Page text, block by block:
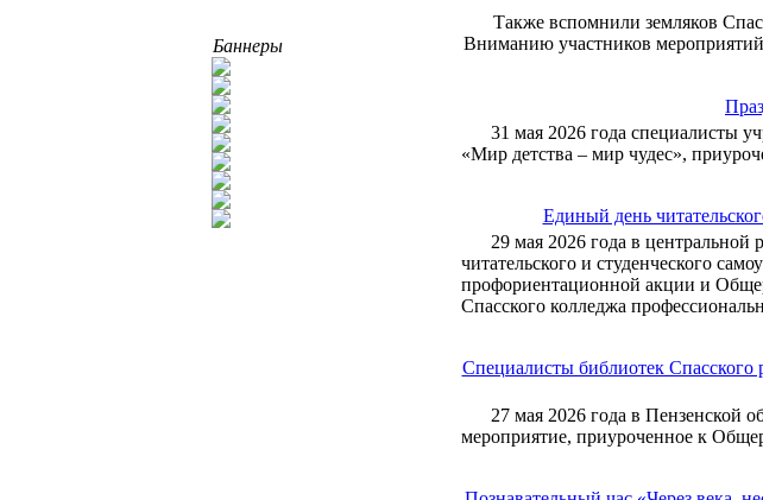
Баннеры
Также вспомнили земляков
Вниманию участников
31 мая 2026 года специалисты
«Мир детства – мир чудес»,
Единый день
29 мая 2026 года в
читательского и студенческого
профориентационной акции и
Спасского колледжа
Специалисты библиотек
27 мая 2026 года в Пензенской
мероприятие, приуроченное к